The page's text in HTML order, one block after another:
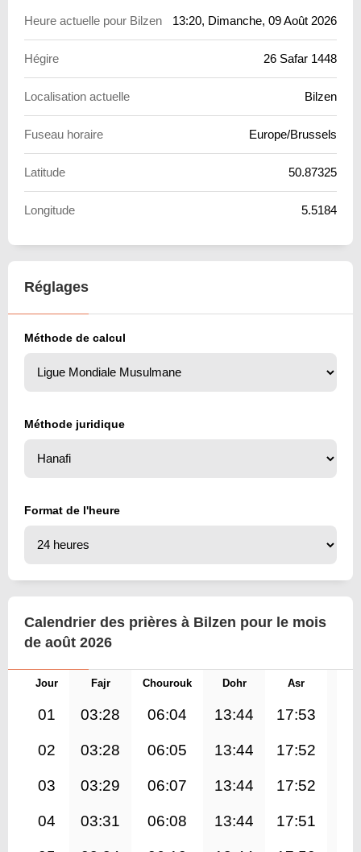
Heure actuelle pour Bilzen 13:20, Dimanche, 09 Août 2026
Hégire 26 Safar 1448
Localisation actuelle Bilzen
Fuseau horaire Europe/Brussels
Latitude 50.87325
Longitude 5.5184
Réglages
Méthode de calcul
Méthode juridique
Format de l'heure
Calendrier des prières à Bilzen pour le mois
de août 2026
Jour Fajr Chourouk Dohr Asr
01 03:28 06:04 13:44 17:53
02 03:28 06:05 13:44 17:52
03 03:29 06:07 13:44 17:52
04 03:31 06:08 13:44 17:51